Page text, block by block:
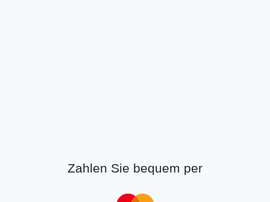
Zahlen Sie bequem per